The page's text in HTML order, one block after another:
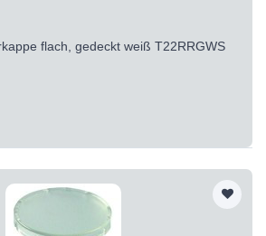
flach, gedeckt weiß T22RRGWS